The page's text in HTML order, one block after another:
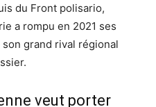
du Front polisario,
a rompu en 2021 ses
grand rival régional
veut porter